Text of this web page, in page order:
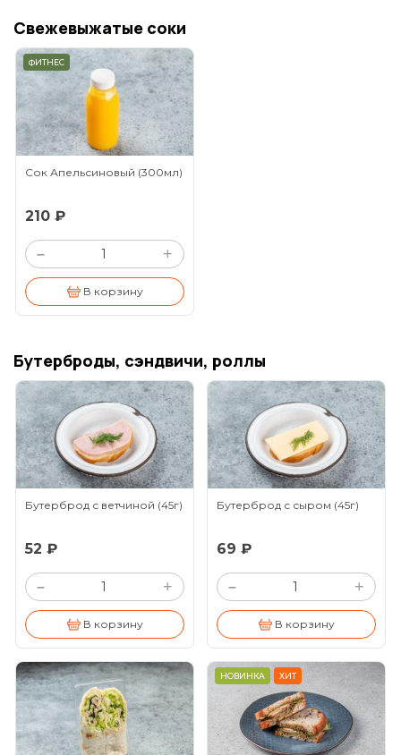
Свежевыжатые соки
ФИТНЕС
Сок Апельсиновый (300мл)
210 ₽
– +
В корзину
Бутерброды, сэндвичи, роллы
Бутерброд с ветчиной (45г)
52 ₽
– +
В корзину
Бутерброд с сыром (45г)
69 ₽
– +
В корзину
НОВИНКА ХИТ